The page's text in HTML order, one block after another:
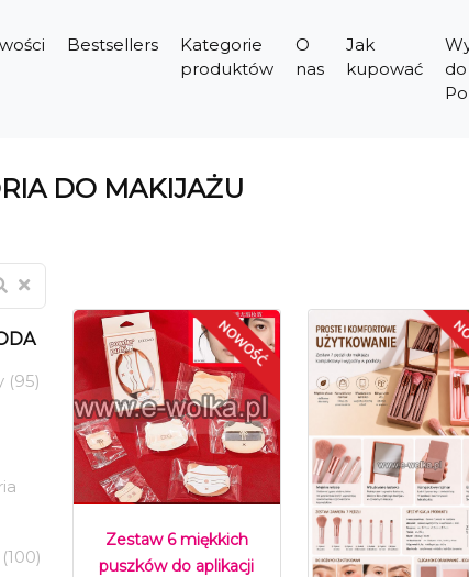
Bestsellers
Kategorie
produktów
O
nas
Jak
kupować
do
DO MAKIJAŻU
(95)
Zestaw 6 miękkich
puszków do aplikacji